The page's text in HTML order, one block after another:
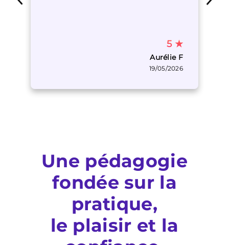
5 ★
Aurélie F
19/05/2026
Une pédagogie
fondée sur la
pratique,
le plaisir et la